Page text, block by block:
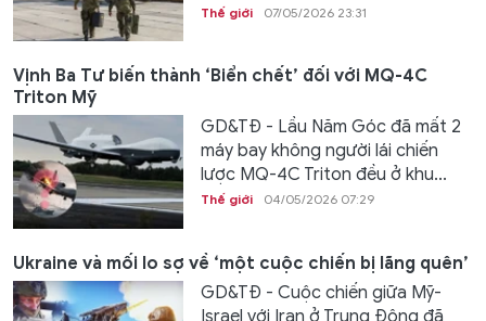
Thế giới 07/05/2026 23:31
Vịnh Ba Tư biến thành ‘Biển chết’ đối với MQ-4C
Triton Mỹ
GD&TĐ - Lầu Năm Góc đã mất 2
máy bay không người lái chiến
lược MQ-4C Triton đều ở khu...
Thế giới 04/05/2026 07:29
Ukraine và mối lo sợ về ‘một cuộc chiến bị lãng quên’
GD&TĐ - Cuộc chiến giữa Mỹ-
Israel với Iran ở Trung Đông đã